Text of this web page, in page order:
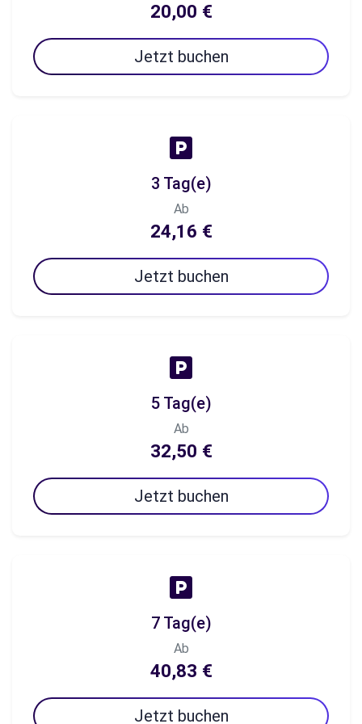
20,00 €
Jetzt buchen
3 Tag(e)
Ab
24,16 €
Jetzt buchen
5 Tag(e)
Ab
32,50 €
Jetzt buchen
7 Tag(e)
Ab
40,83 €
Jetzt buchen